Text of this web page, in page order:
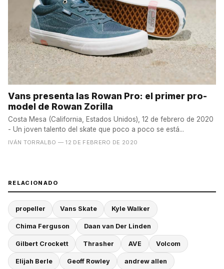
Vans presenta las Rowan Pro: el primer pro-
model de Rowan Zorilla
Costa Mesa (California, Estados Unidos), 12 de febrero de 2020
- Un joven talento del skate que poco a poco se está...
IVÁN TORRALBO — 12 DE FEBRERO DE 2020
RELACIONADO
propeller Vans Skate Kyle Walker
Chima Ferguson Daan van Der Linden
Gilbert Crockett Thrasher AVE Volcom
Elijah Berle Geoff Rowley andrew allen